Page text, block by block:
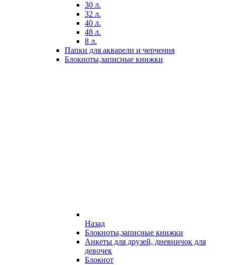
30 л.
32 л.
40 л.
48 л.
8 л.
Папки для акварели и черчения
Блокноты,записные книжки
Назад
Блокноты,записные книжки
Анкеты для друзей, дневничок для
девочек
Блокнот